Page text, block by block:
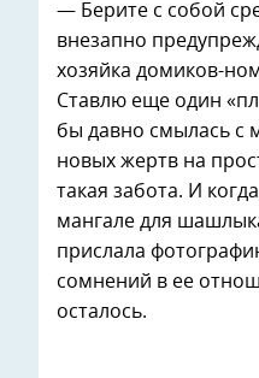
— Берите с собой
внезапно
хозяйка домиков-
Ставлю еще один
бы давно смылась с
новых жертв на
такая забота. И
мангале для
прислала
сомнений в ее
осталось.